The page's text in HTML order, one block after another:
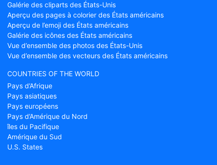
Galérie des cliparts des États-Unis
Aperçu des pages à colorier des États américains
Aperçu de l’emoji des États américains
Galérie des icônes des États américains
Vue d’ensemble des photos des États-Unis
Vue d’ensemble des vecteurs des États américains
COUNTRIES OF THE WORLD
Pays d’Afrique
Pays asiatiques
Pays européens
Pays d’Amérique du Nord
îles du Pacifique
Amérique du Sud
U.S. States